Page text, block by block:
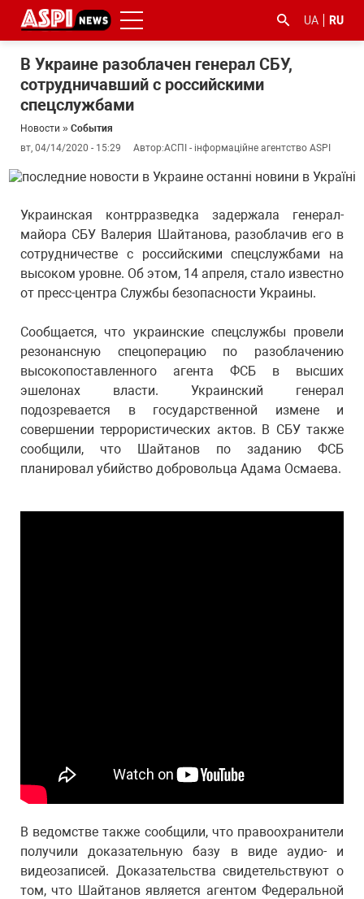
UA RU
В Украине разоблачен генерал СБУ,
сотрудничавший с российскими
спецслужбами
Новости » События
вт, 04/14/2020 - 15:29
Автор:АСПІ - інформаційне агентство ASPI
Украинская контрразведка задержала генерал-
майора СБУ Валерия Шайтанова, разоблачив его в
сотрудничестве с российскими спецслужбами на
высоком уровне. Об этом, 14 апреля, стало известно
от пресс-центра Службы безопасности Украины.
Сообщается, что украинские спецслужбы провели
резонансную спецоперацию по разоблачению
высокопоставленного агента ФСБ в высших
эшелонах власти. Украинский генерал
подозревается в государственной измене и
совершении террористических актов. В СБУ также
сообщили, что Шайтанов по заданию ФСБ
планировал убийство добровольца Адама Осмаева.
В ведомстве также сообщили, что правоохранители
получили доказательную базу в виде аудио- и
видеозаписей. Доказательства свидетельствуют о
том, что Шайтанов является агентом Федеральной
#ООС
#боротьба
корупцією
#гфс #Киев #коронавірус